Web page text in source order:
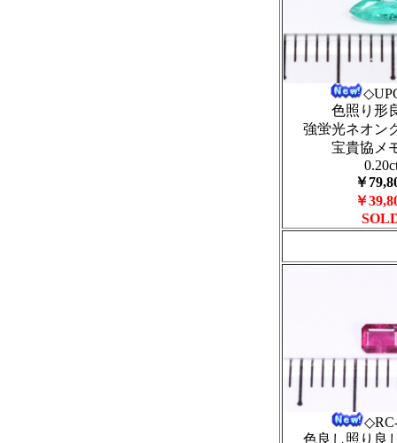
色照り形
強蛍光ネオン
宝貴協メ
￥
￥
色良し照り良